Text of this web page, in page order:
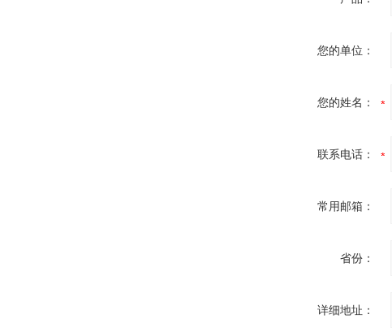
您的单位：
您的姓名：
联系电话：
常用邮箱：
省份：
详细地址：